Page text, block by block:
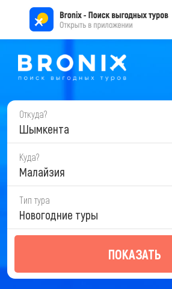
Откуда?
Шымкента
Куда?
Малайзия
Тип тура
Новогодние туры
ПОКАЗАТЬ